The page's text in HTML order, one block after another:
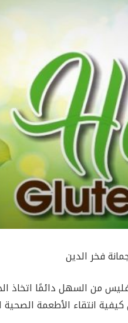
فخر الدين
من السهل دائمًا اتخاذ
كيفية انتقاء الأطعمة